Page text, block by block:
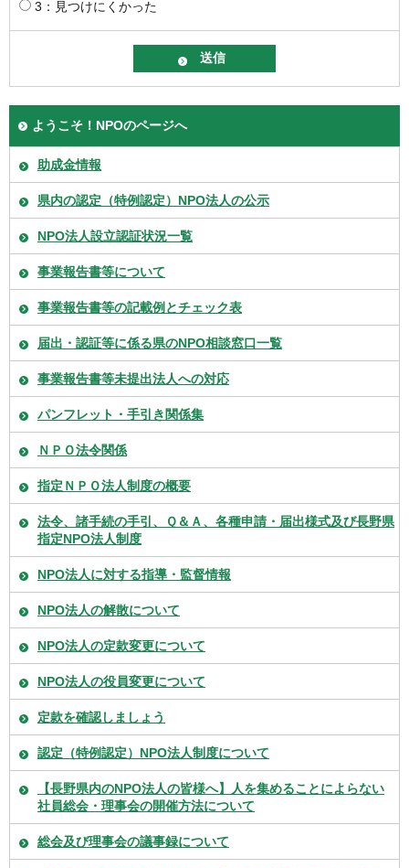
3：見つけにくかった
ようこそ！NPOのページへ
助成金情報
県内の認定（特例認定）NPO法人の公示
NPO法人設立認証状況一覧
事業報告書等について
事業報告書等の記載例とチェック表
届出・認証等に係る県のNPO相談窓口一覧
事業報告書等未提出法人への対応
パンフレット・手引き関係集
ＮＰＯ法令関係
指定ＮＰＯ法人制度の概要
法令、諸手続の手引、Ｑ＆Ａ、各種申請・届出様式及び長野県
指定NPO法人制度
NPO法人に対する指導・監督情報
NPO法人の解散について
NPO法人の定款変更について
NPO法人の役員変更について
定款を確認しましょう
認定（特例認定）NPO法人制度について
【長野県内のNPO法人の皆様へ】人を集めることによらない
社員総会・理事会の開催方法について
総会及び理事会の議事録について